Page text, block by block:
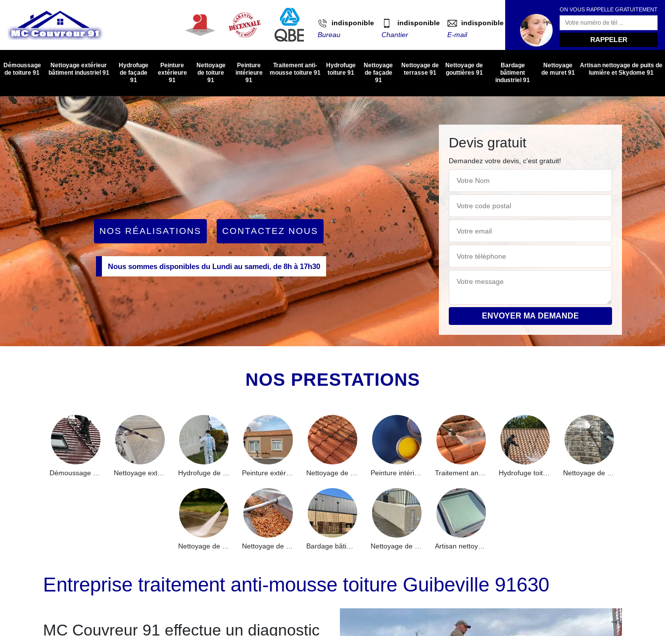
indisponible
Bureau
indisponible
Chantier
indisponible
E-mail
ON VOUS RAPPELLE GRATUITEMENT
Démoussage
de toiture 91
Nettoyage extérieur
bâtiment industriel 91
Hydrofuge
de façade
91
Peinture
extérieure
91
Nettoyage
de toiture
91
Peinture
intérieure
91
Traitement anti-
mousse toiture 91
Hydrofuge
toiture 91
Nettoyage
de façade
91
Nettoyage de
terrasse 91
Nettoyage de
gouttières 91
Bardage
bâtiment
industriel 91
Nettoyage
de muret 91
Artisan nettoyage de puits de
lumière et Skydome 91
NOS RÉALISATIONS CONTACTEZ NOUS
Nous sommes disponibles du Lundi au samedi, de 8h à 17h30
Devis gratuit
Demandez votre devis, c'est gratuit!
NOS PRESTATIONS
Nettoyage extérieur bâtiment industriel 91 Peinture intérieure 91
Artisan nettoyage de puits de lumière et Skydome 91
Entreprise traitement anti-mousse toiture Guibeville 91630
MC Couvreur 91 effectue un diagnostic